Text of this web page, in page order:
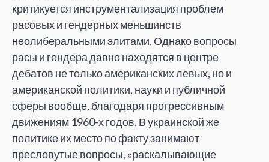
критикуется инструментализация проблем
расовых и гендерных меньшинств
неолиберальными элитами. Однако вопросы
расы и гендера давно находятся в центре
дебатов не только американских левых, но и
американской политики, науки и публичной
сферы вообще, благодаря прогрессивным
движениям 1960-х годов. В украинской же
политике их место по факту занимают
пресловутые вопросы, «раскалывающие